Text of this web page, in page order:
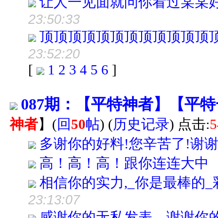
23:50:33
顶顶顶顶顶顶顶顶顶顶顶顶
23:52:20
[ 1 2 3 4 5 6 ]
087期：【平特神者】【平
神者】 (回50帖) (历史记录) 点击:
多谢你的好料!您辛苦了!谢
高！高！高！跟你连连大中
相信你的实力,_你是最棒的
23:13:07